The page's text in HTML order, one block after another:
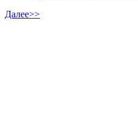
Далее>>